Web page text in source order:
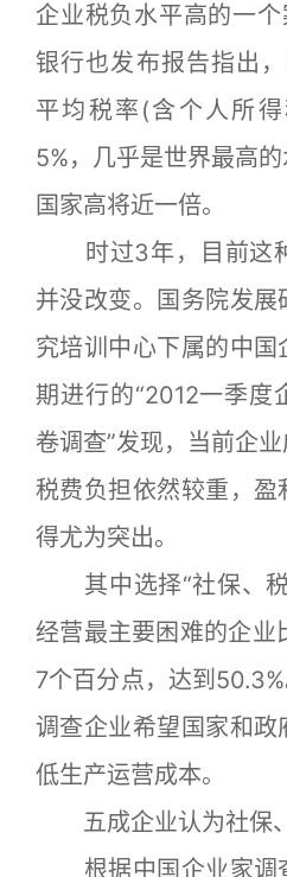
企业税负水平高的一
银行也发布报告指出
平均税率(含个人所
5%，几乎是世界最高
国家高将近一倍。
时过3年，目前这
并没改变。国务院发
究培训中心下属的中
期进行的“2012一季度
卷调查”发现，当前企
税费负担依然较重，
得尤为突出。
其中选择“社保、税
经营最主要困难的企业
7个百分点，达到
调查企业希望国家和
低生产运营成本。
五成企业认为社保
根据中国企业家调